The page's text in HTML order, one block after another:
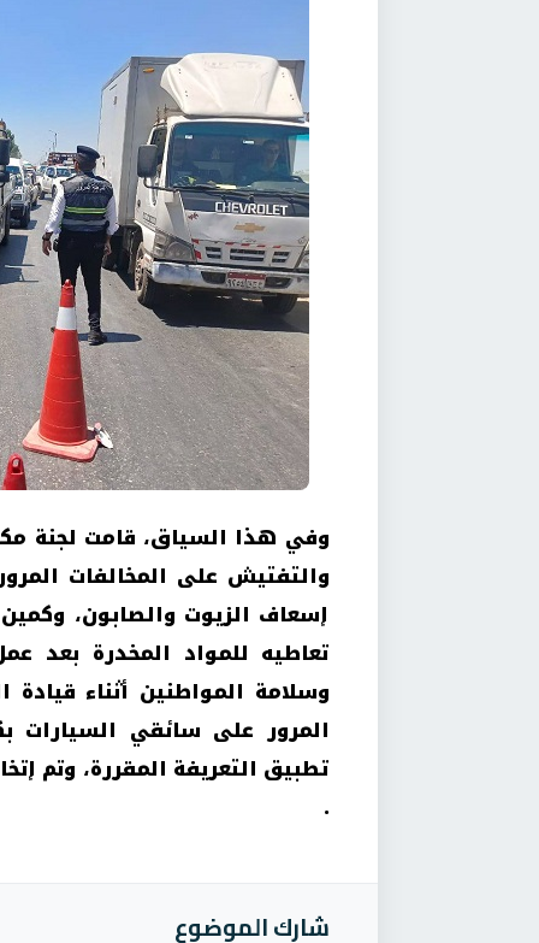
وفي هذا السياق، قامت لجنة
والتفتيش على المخالفات
إسعاف الزيوت والصابون،
تعاطيه للمواد المخدرة بعد
وسلامة المواطنين أثناء
المرور على سائقي السيارات
تطبيق التعريفة المقررة، وتم
.
شارك الموضوع